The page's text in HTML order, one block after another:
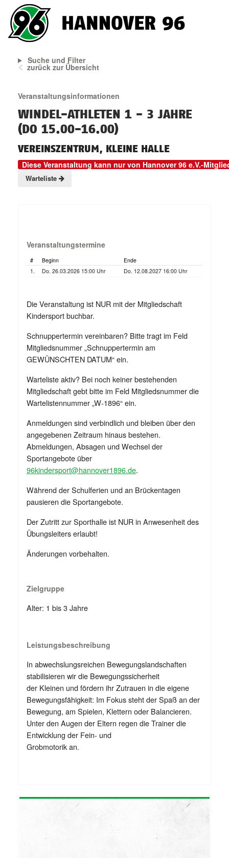
Suche und Filter
zurück zur Übersicht
Veranstaltungsinformationen
WINDEL-ATHLETEN 1 - 3 JAHRE
(DO 15.00-16.00)
VEREINSZENTRUM, KLEINE HALLE
Diese Veranstaltung kann nur von Hannover 96 e.V.-
Warteliste
Veranstaltungstermine
# Beginn
Ende
1.
Do. 26.03.2026 15:00 Uhr Do. 12.08.2027 16:00 Uhr
Die Veranstaltung ist NUR mit der Mitgliedschaft
Kindersport buchbar.
Schnuppertermin vereinbaren? Bitte tragt im Feld
Mitgliedsnummer „Schnuppertermin am
GEWÜNSCHTEN DATUM“ ein.
Warteliste aktiv? Bei noch keiner bestehenden
Mitgliedschaft gebt bitte im Feld Mitgliedsnummer die
Wartelistennummer „W-1896“ ein.
Anmeldungen sind verbindlich und bleiben über den
angegebenen Zeitraum hinaus bestehen.
Abmeldungen, Absagen und Wechsel der
Sportangebote über
96kindersport@hannover1896.de.
Während der Schulferien und an Brückentagen
pausieren die Sportangebote.
Der Zutritt zur Sporthalle ist NUR in Anwesenheit des
Übungsleiters erlaubt!
Änderungen vorbehalten.
Zielgruppe
Alter: 1 bis 3 Jahre
Leistungsbeschreibung
In abwechslungsreichen Bewegungslandschaften
stabilisieren wir die Bewegungssicherheit
der Kleinen und fördern ihr Zutrauen in die eigene
Bewegungsfähigkeit: Im Fokus steht der Spaß an der
Bewegung, am Spielen, Klettern oder Balancieren.
Unter den Augen der Eltern regen die Trainer die
Entwicklung der Fein- und
Grobmotorik an.